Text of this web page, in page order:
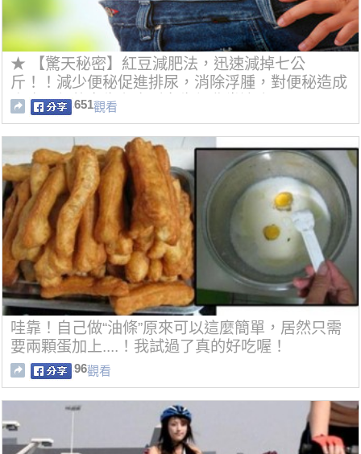
★ 【驚天秘密】紅豆減肥法，迅速減掉七公
斤！！減少便秘促進排尿，消除浮腫，對便秘造成
小腹凸起的女生和水腫女生都非常適合。
651觀看
哇靠！自己做“油條”原來可以這麼簡單，居然只需
要兩顆蛋加上....！我試過了真的好吃喔！
96觀看